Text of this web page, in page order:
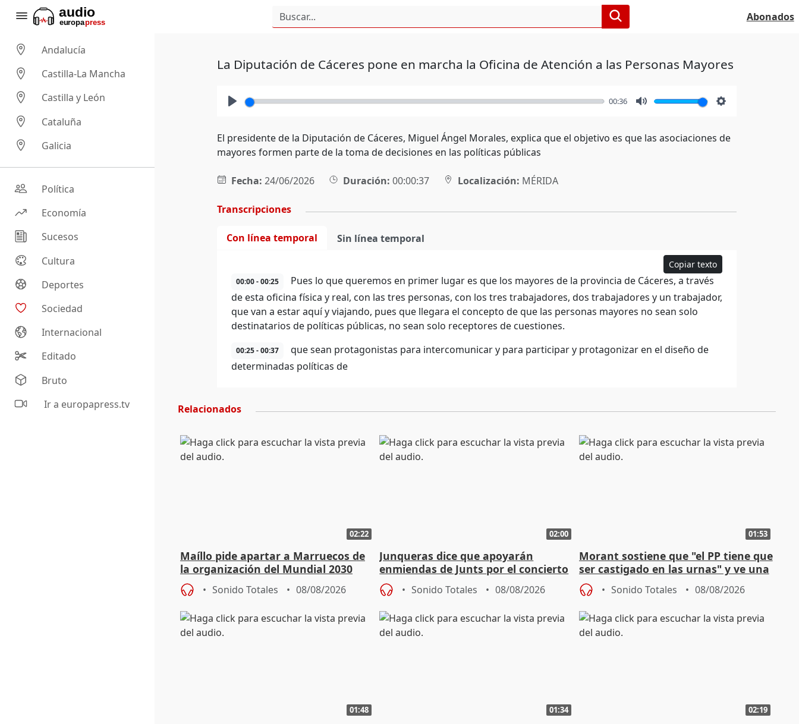
Abonados
Andalucía
Castilla-La Mancha
Castilla y León
Cataluña
Galicia
Política
Economía
Sucesos
Cultura
Deportes
Sociedad
Internacional
Editado
Bruto
Ir a europapress.tv
La Diputación de Cáceres pone en marcha la Oficina de Atención a las Personas Mayores
00:36
El presidente de la Diputación de Cáceres, Miguel Ángel Morales, explica que el objetivo es que las asociaciones de
mayores formen parte de la toma de decisiones en las políticas públicas
Fecha: 24/06/2026 Duración: 00:00:37 Localización: MÉRIDA
Transcripciones
Con línea temporal Sin línea temporal
Copiar texto
00:00 - 00:25
Pues lo que queremos en primer lugar es que los mayores de la provincia de Cáceres, a través
de esta oficina física y real, con las tres personas, con los tres trabajadores, dos trabajadores y un trabajador,
que van a estar aquí y viajando, pues que llegara el concepto de que las personas mayores no sean solo
destinatarios de políticas públicas, no sean solo receptores de cuestiones.
00:25 - 00:37
que sean protagonistas para intercomunicar y para participar y protagonizar en el diseño de
determinadas políticas de
Relacionados
02:22
Maíllo pide apartar a Marruecos de
la organización del Mundial 2030
Sonido Totales 08/08/2026
02:00
Junqueras dice que apoyarán
enmiendas de Junts por el concierto
en el trámite de financiación
Sonido Totales 08/08/2026
01:53
Morant sostiene que "el PP tiene que
ser castigado en las urnas" y ve una
"pulsión de cambio"
Sonido Totales 08/08/2026
01:48 01:34 02:19